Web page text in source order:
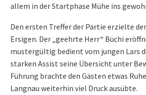
allem in der Startphase Mühe ins
Den ersten Treffer der Partie erzielte
Ersigen. Der „geehrte Herr“ Büchi
mustergültig bedient vom jungen Lars
starken Assist seine Übersicht unter
Führung brachte den Gästen etwas
Langnau weiterhin viel Druck ausübte.